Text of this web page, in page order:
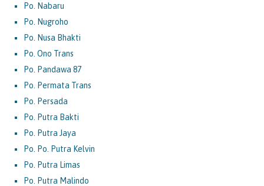
Po. Nabaru
Po. Nugroho
Po. Nusa Bhakti
Po. Ono Trans
Po. Pandawa 87
Po. Permata Trans
Po. Persada
Po. Putra Bakti
Po. Putra Jaya
Po. Po. Putra Kelvin
Po. Putra Limas
Po. Putra Malindo